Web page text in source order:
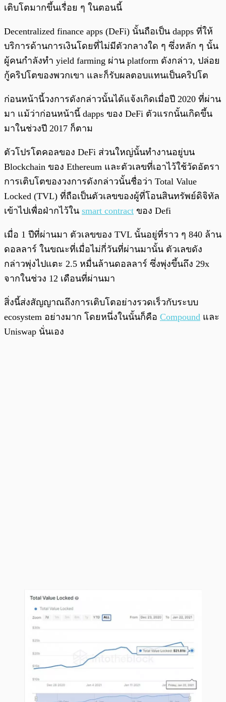
เติบโตมากขึ้นเรื่อย ๆ ในตอนนี้
Decentralized finance apps (DeFi) นั้นถือเป็น dapps ที่ให้
บริการด้านการเงินโดยที่ไม่มีตัวกลางใด ๆ ซึ่งหลัก ๆ นั้น
ผู้คนกำลังทำ yield farming ผ่าน platform ดังกล่าว, ปล่อย
กู้คริปโตของพวกเขา และก็รับผลตอบแทนเป็นคริปโต
ก่อนหน้านี้วงการดังกล่าวนั้นได้แจ้งเกิดเมื่อปี 2020 ที่ผ่าน
มา แม้ว่าก่อนหน้านี้ dapps ของ DeFi ตัวแรกนั้นเกิดขึ้น
มาในช่วงปี 2017 ก็ตาม
ตัวโปรโตคอลของ DeFi ส่วนใหญ่นั้นทำงานอยู่บน
Blockchain ของ Ethereum และตัวเลขที่เอาไว้ใช้วัดอัตรา
การเติบโตของวงการดังกล่าวนั้นชื่อว่า Total Value
Locked (TVL) ที่ถือเป็นตัวเลขของผู้ที่โอนสินทรัพย์ดิจิทัล
เข้าไปเพื่อฝ่ากไว้ใน smart contract ของ Defi
เมื่อ 1 ปีที่ผ่านมา ตัวเลขของ TVL นั้นอยู่ที่ราว ๆ 840 ล้าน
ดอลลาร์ ในขณะที่เมื่อไม่กี่วันที่ผ่านมานั้น ตัวเลขดัง
กล่าวพุ่งไปแตะ 2.5 หมื่นล้านดอลลาร์ ซึ่งพุ่งขึ้นถึง 29x
จากในช่วง 12 เดือนที่ผ่านมา
สิ่งนี้ส่งสัญญาณถึงการเติบโตอย่างรวดเร็วกับระบบ
ecosystem อย่างมาก โดยหนึ่งในนั้นก็คือ Compound และ
Uniswap นั่นเอง